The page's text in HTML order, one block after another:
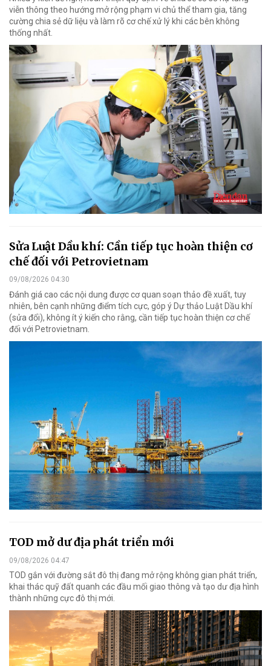
viễn thông theo hướng mở rộng phạm vi chủ thể tham gia, tăng
cường chia sẻ dữ liệu và làm rõ cơ chế xử lý khi các bên không
thống nhất.
Sửa Luật Dầu khí: Cần tiếp tục hoàn thiện cơ
chế đối với Petrovietnam
09/08/2026 04:30
Đánh giá cao các nội dung được cơ quan soạn thảo đề xuất, tuy
nhiên, bên cạnh những điểm tích cực, góp ý Dự thảo Luật Dầu khí
(sửa đổi), không ít ý kiến cho rằng, cần tiếp tục hoàn thiện cơ chế
đối với Petrovietnam.
TOD mở dư địa phát triển mới
09/08/2026 04:47
TOD gắn với đường sắt đô thị đang mở rộng không gian phát triển,
khai thác quỹ đất quanh các đầu mối giao thông và tạo dư địa hình
thành những cực đô thị mới.